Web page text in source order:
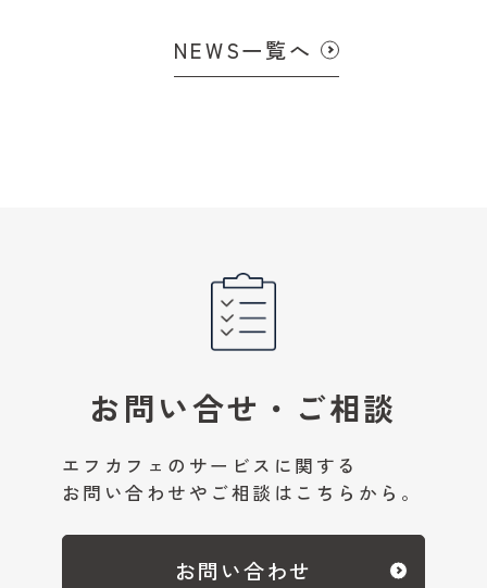
NEWS一覧へ
お問い合せ・ご相談
エフカフェのサービスに関する
お問い合わせやご相談はこちらから。
お問い合わせ